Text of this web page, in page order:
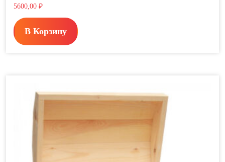
5600,00 ₽
В Корзину